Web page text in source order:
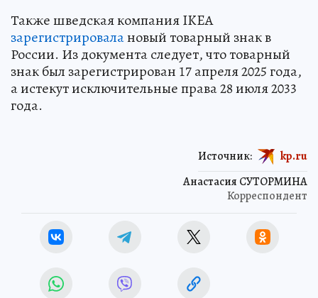
Также шведская компания IKEA
зарегистрировалановый товарный знак в
России. Из документа следует, что товарный
знак был зарегистрирован 17 апреля 2025 года,
а истекут исключительные права 28 июля 2033
года.
Анастасия СУТОРМИНА
Корреспондент
Источник: kp.ru